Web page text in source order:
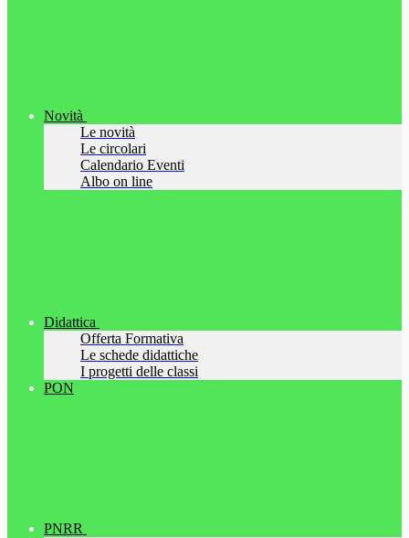
Novità
Le novità
Le circolari
Calendario Eventi
Albo on line
Didattica
Offerta Formativa
Le schede didattiche
I progetti delle classi
PON
PNRR